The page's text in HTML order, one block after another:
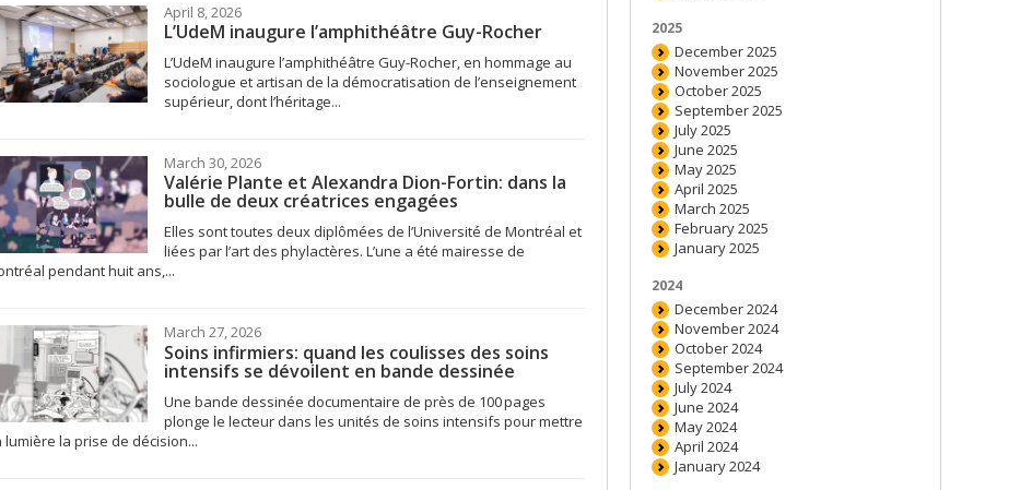
April 8, 2026
L’UdeM inaugure l’amphithéâtre Guy-Rocher
L’UdeM inaugure l’amphithéâtre Guy-Rocher, en hommage au
sociologue et artisan de la démocratisation de l’enseignement
supérieur, dont l’héritage...
March 30, 2026
Valérie Plante et Alexandra Dion-Fortin: dans la
bulle de deux créatrices engagées
Elles sont toutes deux diplômées de l’Université de Montréal et
liées par l’art des phylactères. L’une a été mairesse de
pendant huit ans,...
March 27, 2026
Soins infirmiers: quand les coulisses des soins
intensifs se dévoilent en bande dessinée
Une bande dessinée documentaire de près de 100 pages
plonge le lecteur dans les unités de soins intensifs pour mettre
lumière la prise de décision...
2025
December 2025
November 2025
October 2025
September 2025
July 2025
June 2025
May 2025
April 2025
March 2025
February 2025
January 2025
2024
December 2024
November 2024
October 2024
September 2024
July 2024
June 2024
May 2024
April 2024
January 2024